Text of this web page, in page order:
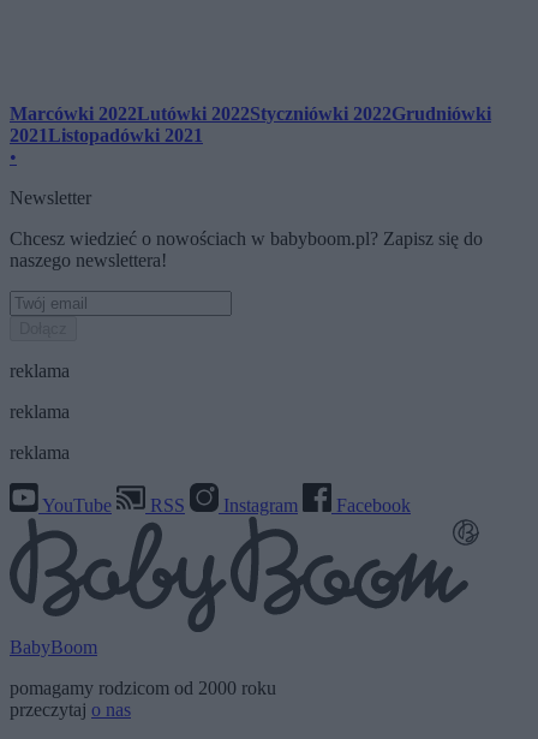
Marcówki 2022Lutówki 2022Styczniówki 2022Grudniówki
2021Listopadówki 2021
•
Newsletter
Chcesz wiedzieć o nowościach w babyboom.pl? Zapisz się do
naszego newslettera!
reklama
reklama
reklama
YouTube RSS Instagram Facebook
BabyBoom
pomagamy rodzicom od 2000 roku
przeczytaj o nas